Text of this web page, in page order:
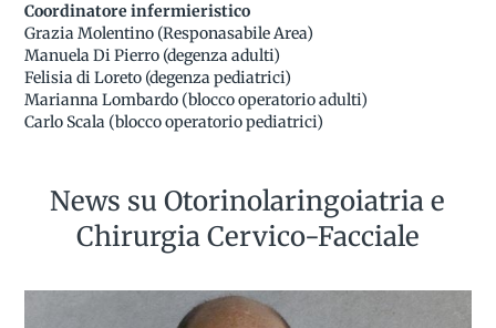
Coordinatore infermieristico
Grazia Molentino (Responasabile Area)
Manuela Di Pierro (degenza adulti)
Felisia di Loreto (degenza pediatrici)
Marianna Lombardo (blocco operatorio adulti)
Carlo Scala (blocco operatorio pediatrici)
News su Otorinolaringoiatria e
Chirurgia Cervico-Facciale